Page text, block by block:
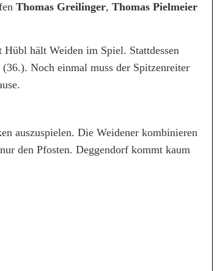
Thomas Greilinger, Thomas Pielmeier
hält Weiden im Spiel. Stattdessen
Noch einmal muss der Spitzenreiter
auszuspielen. Die Weidener kombinieren
den Pfosten. Deggendorf kommt kaum